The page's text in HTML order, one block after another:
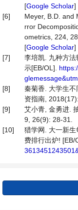
[Google Scholar]
[6]
Meyer, B.D. and
rror
ometrics, 224,
[Google Scholar]
[7]
李培凯. 九种方
示[EB/OL].
[8]
秦菊香. 大学生
资指南,
[9]
艾小青, 金勇进.
9, 26(9): 28-31.
[10]
猎学网. 大一新
费排行出炉! [EB/